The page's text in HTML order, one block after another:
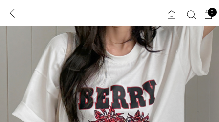
로그인 0
ENG
TW
콘텐츠 리뷰 & 혜택 플러스핏 회원혜택
CATEGORY COMMUNITY
0